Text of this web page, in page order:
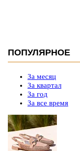
ПОПУЛЯРНОЕ
За месяц
За квартал
За год
За все время